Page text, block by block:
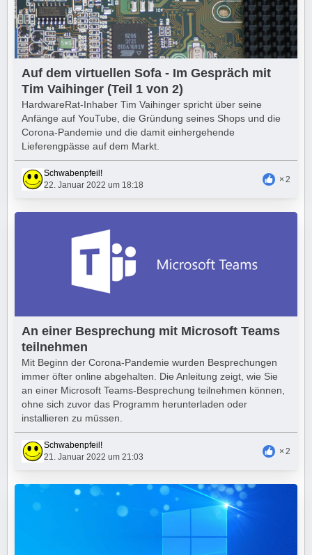
Auf dem virtuellen Sofa - Im Gespräch mit
Tim Vaihinger (Teil 1 von 2)
HardwareRat-Inhaber Tim Vaihinger spricht über seine
Anfänge auf YouTube, die Gründung seines Shops und die
Corona-Pandemie und die damit einhergehende
Lieferengpässe auf dem Markt.
Schwabenpfeil!
22. Januar 2022 um 18:18
2
An einer Besprechung mit Microsoft Teams
teilnehmen
Mit Beginn der Corona-Pandemie wurden Besprechungen
immer öfter online abgehalten. Die Anleitung zeigt, wie Sie
an einer Microsoft Teams-Besprechung teilnehmen können,
ohne sich zuvor das Programm herunterladen oder
installieren zu müssen.
Schwabenpfeil!
21. Januar 2022 um 21:03
2